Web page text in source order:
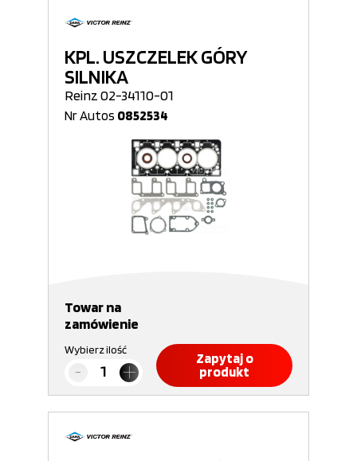
KPL. USZCZELEK GÓRY
SILNIKA
Reinz 02-34110-01
Nr Autos 0852534
Towar na
zamówienie
Wybierz ilość
Zapytaj o
produkt